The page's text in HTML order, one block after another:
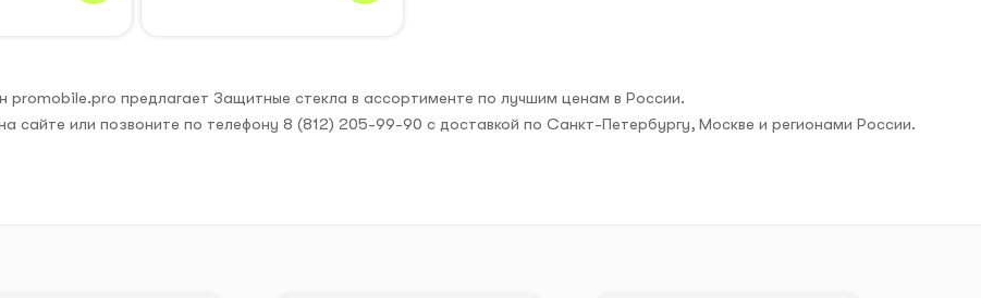
promobile.pro предлагает Защитные стекла в ассортименте по лучшим ценам в России.
сайте или позвоните по телефону 8 (812) 205-99-90 с доставкой по Санкт-Петербургу, Москве и регионами России.